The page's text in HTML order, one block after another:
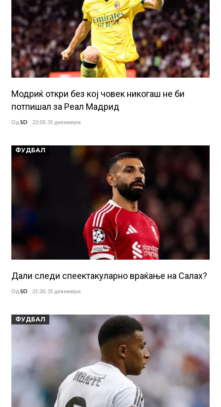
Модриќ откри без кој човек никогаш не би
потпишал за Реал Мадрид
Од SD 22:00, 31 декември
ФУДБАЛ
Дали следи спеектакуларно враќање на Салах?
Од SD 21:30, 31 декември
ФУДБАЛ